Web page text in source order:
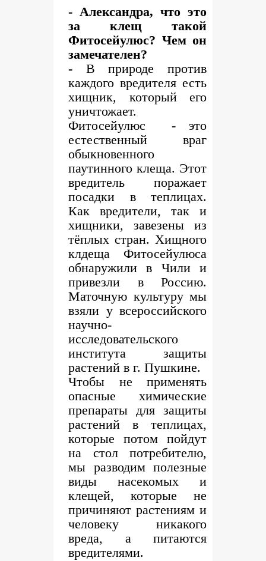
- Александра, что это
за клещ такой
Фитосейулюс? Чем он
замечателен?
- В природе против
каждого вредителя есть
хищник, который его
уничтожает.
Фитосейулюс - это
естественный враг
обыкновенного
паутинного клеща. Этот
вредитель поражает
посадки в теплицах.
Как вредители, так и
хищники, завезены из
тёплых стран. Хищного
клдеща Фитосейулюса
обнаружили в Чили и
привезли в Россию.
Маточную культуру мы
взяли у всероссийского
научно-
исследовательского
института защиты
растений в г. Пушкине.
Чтобы не применять
опасные химические
препараты для защиты
растений в теплицах,
которые потом пойдут
на стол потребителю,
мы разводим полезные
виды насекомых и
клещей, которые не
причиняют растениям и
человеку никакого
вреда, а питаются
вредителями.